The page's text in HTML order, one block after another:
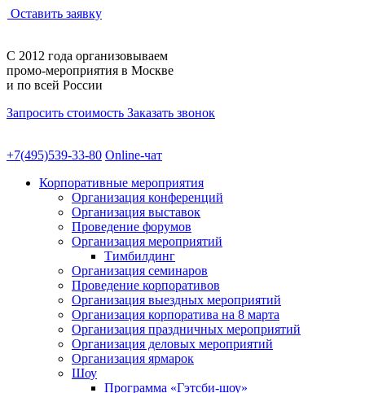
Оставить заявку
С 2012 года организовываем
промо-мероприятия в Москве
и по всей России
Запросить стоимость Заказать звонок
+7(495)539-33-80 Online-чат
Корпоративные мероприятия
Организация конференций
Организация выставок
Проведение форумов
Организация мероприятий
Тимбилдинг
Организация семинаров
Проведение корпоративов
Организация выездных мероприятий
Организация корпоратива на 8 марта
Организация праздничных мероприятий
Организация деловых мероприятий
Организация ярмарок
Шоу
Программа «Гэтсби-шоу»